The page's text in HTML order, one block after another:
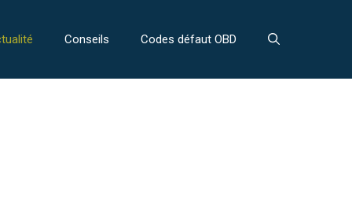
Conseils Codes défaut OBD